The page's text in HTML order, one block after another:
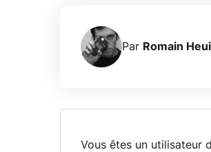
Par Romain
Vous êtes un utilisateur